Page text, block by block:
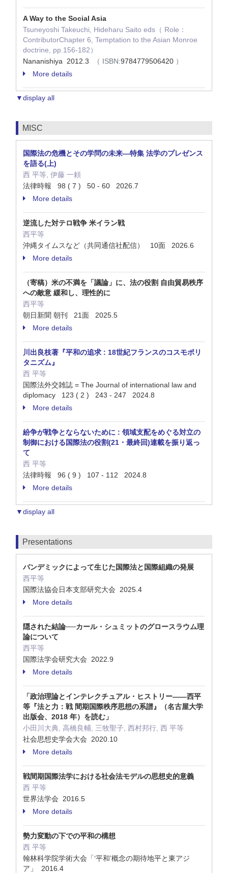
A Way to the Social Asia
Tsuneyoshi Takeuchi, Hideharu Saito eds（ Role：
ContributorChapter 6, Temptation to the Asian Monroe
doctrine, pp.156-182）
Nananishiya 2012.3
（ ISBN:9784779506420 ）
More details
▼display all
MISC
国際法の危機とその学問の未来—特集 法学のプレゼンス
を語る(上)
西 平等, 伊藤 一頼
法律時報 98 ( 7 ) 50 - 60 2026.7
More details
逆流した対テロ戦争 米イラン戦
西平等
沖縄タイムスなど（共同通信社配信） 10面 2026.6
More details
（寄稿）米の不満を「議論」に、法の役割 自由貿易秩序
への敵意 緩和し、理性的に
西平等
朝日新聞 朝刊 21面 2025.5
More details
川出良枝著『平和の追求 : 18世紀フランスのコスモポリ
タニズム』
西 平等
国際法外交雑誌 = The Journal of international law and
diplomacy 123 ( 2 ) 243 - 247 2024.8
More details
紛争が戦争とならないために : 領域支配をめぐる対立の
制御における国際法の役割(21・最終回)連載を振り返っ
て
西 平等
法律時報 96 ( 9 ) 107 - 112 2024.8
More details
▼display all
Presentations
パンデミックによって生じた国際法と国際組織の発展
西平等
国際法協会日本支部研究大会 2025.4
More details
隠された結論──カール・シュミットのグロースラウム理
論について
西平等
国際法学会研究大会 2022.9
More details
「政治理論とインテレクチュアル・ヒストリー――西平
等『法と力：戦 間期国際秩序思想の系譜』（名古屋大学
出版会、2018 年）を読む」
小田川大典, 高橋良輔, 三牧聖子, 西村邦行, 西 平等
社会思想史学会大会 2020.10
More details
戦間期国際法学における社会法モデルの思想史的意義
西 平等
世界法学会 2016.5
More details
勢力変動の下での平和の構想
西 平等
翰林科学院学術大会「‘平和’概念の期待地平と東アジ
ア」 2016.4